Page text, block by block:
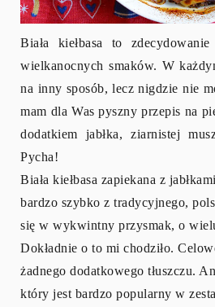
Biała kiełbasa to
wielkanocnych smaków. W
na inny sposób, lecz nigdzie nie
mam dla Was pyszny przepis na
dodatkiem jabłka, ziarnistej
Pycha!
Biała kiełbasa zapiekana z
bardzo szybko z tradycyjnego,
się w wykwintny przysmak, o
Dokładnie o to mi chodziło.
żadnego dodatkowego tłuszczu.
który jest bardzo popularny w